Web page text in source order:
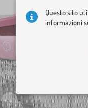
Questo sito
informazioni